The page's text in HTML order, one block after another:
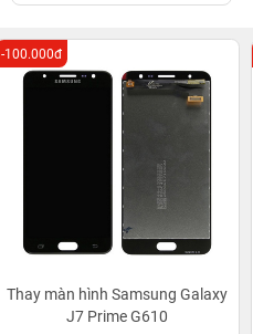
Thay màn hình Samsung Galaxy
J7 Prime G610
-100.000đ